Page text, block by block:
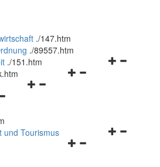
./147.htm
./89557.htm
Navigationsmenü
./151.htm
Navigationsmenü
Navigationsmenü
und Tourismus